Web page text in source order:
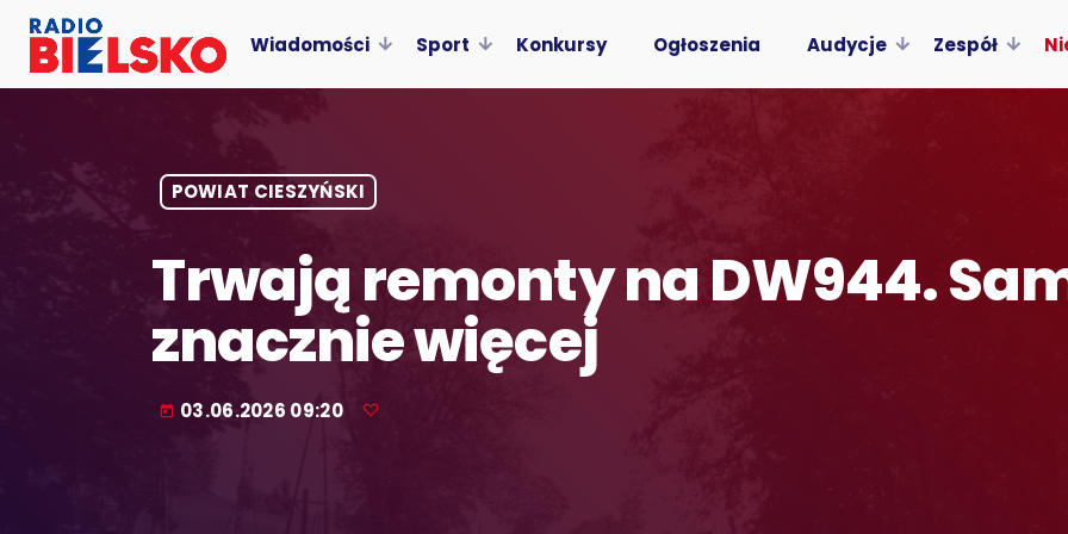
Wiadomości Sport Konkursy Ogłoszenia Audycje Zespół
POWIAT CIESZYŃSKI
Trwają remonty na DW944.
znacznie więcej
today 03.06.2026 09:20